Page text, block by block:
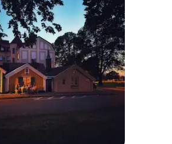
de 5, 56 avaliações